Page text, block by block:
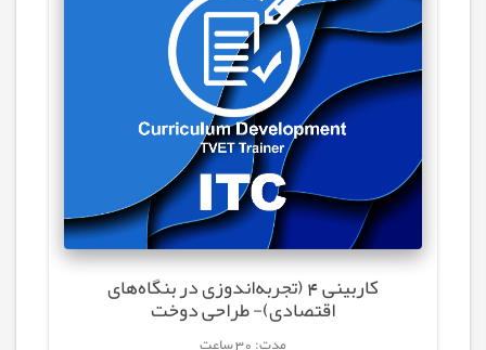
کاربینی 4 (تجربه‌اندوزی در بنگاه‌های
اقتصادی)- طراحی دوخت